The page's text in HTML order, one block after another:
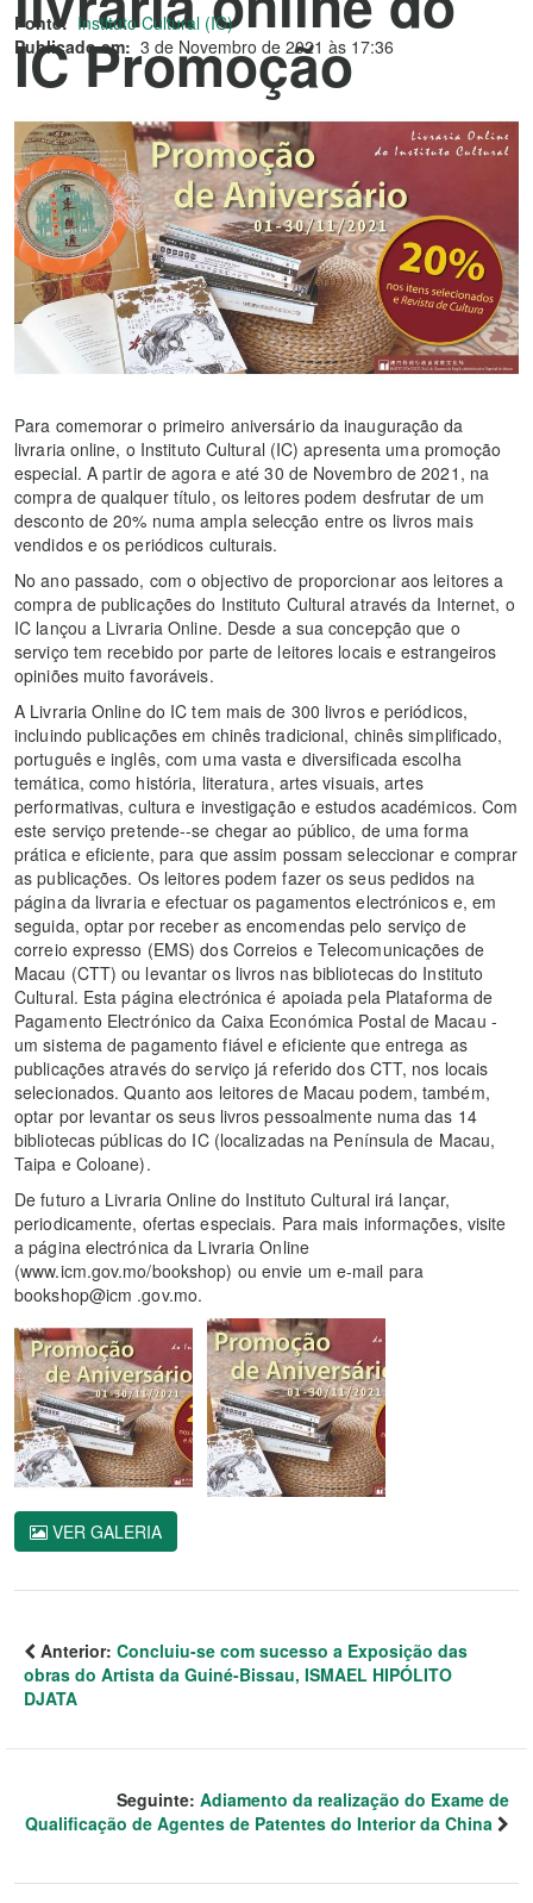
IC Promoção
Anual
Fonte: Instituto Cultural (IC)
Publicado em: 3 de Novembro de 2021 às 17:36
Para comemorar o primeiro aniversário da inauguração da
livraria online, o Instituto Cultural (IC) apresenta uma promoção
especial. A partir de agora e até 30 de Novembro de 2021, na
compra de qualquer título, os leitores podem desfrutar de um
desconto de 20% numa ampla selecção entre os livros mais
vendidos e os periódicos culturais.
No ano passado, com o objectivo de proporcionar aos leitores a
compra de publicações do Instituto Cultural através da Internet, o
IC lançou a Livraria Online. Desde a sua concepção que o
serviço tem recebido por parte de leitores locais e estrangeiros
opiniões muito favoráveis.
A Livraria Online do IC tem mais de 300 livros e periódicos,
incluindo publicações em chinês tradicional, chinês simplificado,
português e inglês, com uma vasta e diversificada escolha
temática, como história, literatura, artes visuais, artes
performativas, cultura e investigação e estudos académicos. Com
este serviço pretende--se chegar ao público, de uma forma
prática e eficiente, para que assim possam seleccionar e comprar
as publicações. Os leitores podem fazer os seus pedidos na
página da livraria e efectuar os pagamentos electrónicos e, em
seguida, optar por receber as encomendas pelo serviço de
correio expresso (EMS) dos Correios e Telecomunicações de
Macau (CTT) ou levantar os livros nas bibliotecas do Instituto
Cultural. Esta página electrónica é apoiada pela Plataforma de
Pagamento Electrónico da Caixa Económica Postal de Macau -
um sistema de pagamento fiável e eficiente que entrega as
publicações através do serviço já referido dos CTT, nos locais
selecionados. Quanto aos leitores de Macau podem, também,
optar por levantar os seus livros pessoalmente numa das 14
bibliotecas públicas do IC (localizadas na Península de Macau,
Taipa e Coloane).
De futuro a Livraria Online do Instituto Cultural irá lançar,
periodicamente, ofertas especiais. Para mais informações, visite
a página electrónica da Livraria Online
(www.icm.gov.mo/bookshop) ou envie um e-mail para
bookshop@icm .gov.mo.
VER GALERIA
Anterior: Concluiu-se com sucesso a Exposição das
obras do Artista da Guiné-Bissau, ISMAEL HIPÓLITO
DJATA
Seguinte: Adiamento da realização do Exame de
Qualificação de Agentes de Patentes do Interior da China